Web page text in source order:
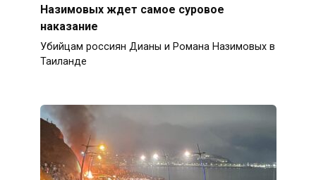
Назимовых ждет самое суровое
наказание
Убийцам россиян Дианы и Романа Назимовых в
Таиланде